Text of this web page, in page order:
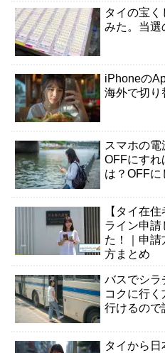
タイの宝
みた。当選
iPhoneの
海外で切り
スマホの電
OFFにすれ
は？OFFに
【タイ在
ライン申請
た！｜申請
方まとめ
バスでシラ
コクに行
行けるので
タイから